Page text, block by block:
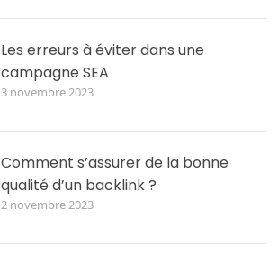
Les erreurs à éviter dans une
campagne SEA
3 novembre 2023
Comment s’assurer de la bonne
qualité d’un backlink ?
2 novembre 2023